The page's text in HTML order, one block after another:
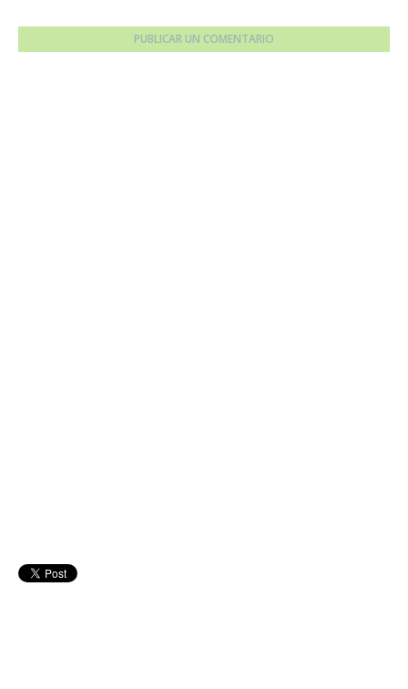
PUBLICAR UN COMENTARIO